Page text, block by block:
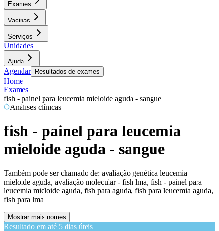
Exames
Vacinas
Serviços
Unidades
Ajuda
Agendar Resultados de exames
Home
Exames
fish - painel para leucemia mieloide aguda - sangue
Análises clínicas
fish - painel para leucemia
mieloide aguda - sangue
Também pode ser chamado de: avaliação genética leucemia
mieloide aguda, avaliação molecular - fish lma, fish - painel para
leucemia mieloide aguda, fish para aguda, fish para leucemia aguda,
fish para lma
Mostrar mais nomes
Resultado em até 5 dias úteis